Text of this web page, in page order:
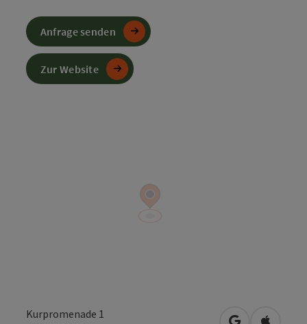
Kurpromenade 1
Anfrage senden
Zur Website